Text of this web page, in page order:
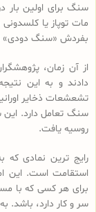
مات توپاز یا
بفردش «سنگ دودی»
از آن زمان،
دادند و به این
تشعشعات ذخایر
سنگ تعامل دارد.
روسیه یافت.
رایج ترین نمادی
استقامت است. این
برای هر کسی که با
سر و کار دارد، باشد.